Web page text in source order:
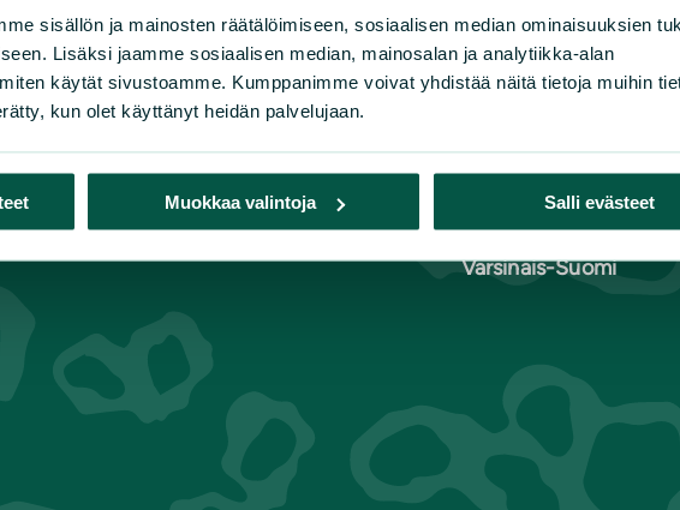
sisällön ja mainosten räätälöimiseen, sosiaalisen median ominaisuuksien
Lisäksi jaamme sosiaalisen median, mainosalan ja analytiikka-alan
käytät sivustoamme. Kumppanimme voivat yhdistää näitä tietoja muihin
kun olet käyttänyt heidän palvelujaan.
Muokkaa valintoja Salli evästeet
luonnonsuojeluliiton piirit
Häme
Savo
Suomi
Kymenlaakso
Pirkanmaa
Pohjanmaa
Pohjois-Karjala
Pohjois-Savo
Satakunta
Uusimaa
Varsinais-Suomi